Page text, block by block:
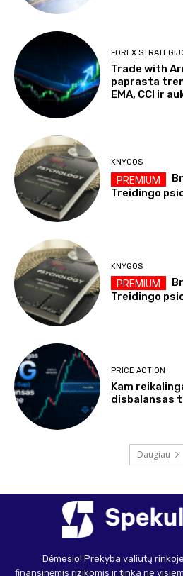
FOREX
Trade with
paprasta
EMA, CCI ir
KNYGOS
Treidingo
KNYGOS
Treidingo
PRICE ACTION
Kam
disbalansas
Daugiau
Dėmesio! Prekyba valiutų
finansinėmis rizikomis ir tinka ne